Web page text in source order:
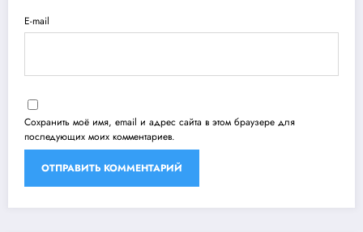
E-mail
Сохранить моё имя, email и адрес сайта в этом браузере для
последующих моих комментариев.